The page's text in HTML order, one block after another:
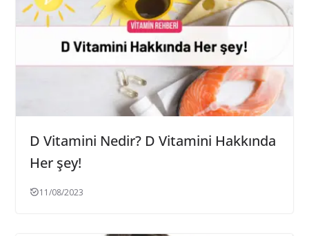
D Vitamini Nedir? D Vitamini Hakkında
Her şey!
11/08/2023